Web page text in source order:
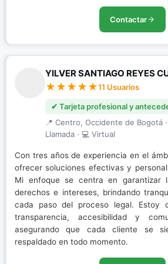
Contactar
YILVER SANTIAGO REYES
11 Usuarios
✔ Tarjeta profesional y
📍 Centro, Occidente de Bogotá
Llamada · 💻 Virtual
Con tres años de experiencia en el
ofrecer soluciones efectivas y
Mi enfoque se centra en garantizar
derechos e intereses, brindando
cada paso del proceso legal. Estoy
transparencia, accesibilidad y
asegurando que cada cliente se
respaldado en todo momento.